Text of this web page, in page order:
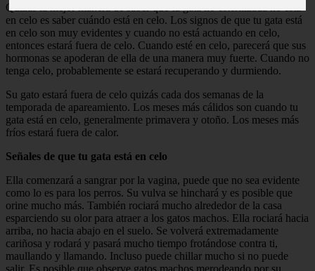
Quizás la mejor manera de saber que tu gata no esterilizada no está
en celo es saber cuándo está en celo. Los signos de que tu gata está
en celo son muy evidentes y cuando no está actuando en celo,
entonces estará fuera de celo. Cuando esté en celo, parecerá que sus
hormonas se apoderan de ella de una manera muy fuerte. Cuando no
tenga celo, probablemente se estará recuperando y durmiendo.
Su gato estará fuera de celo quizás cada dos semanas de la
temporada de apareamiento. Los meses más cálidos son cuando tu
gata está en celo, generalmente primavera y otoño. Los meses más
fríos estará fuera de calor.
Señales de que tu gata está en celo
Ella comenzará a sangrar por la vagina, puede que no sea evidente
como lo es para los perros. Su vulva se hinchará y es posible que
orine mucho más. También rociará mucho alrededor de la casa
esparciendo su olor para atraer a los gatos machos. Ella rociará hacia
arriba, no hacia abajo en el suelo. Se volverá extremadamente
cariñosa y rodará y pasará mucho tiempo frotándose contra ti,
maullando y llamando. Incluso puede chillar mucho si no puede
salir. Es posible que observe gatos machos merodeando por su